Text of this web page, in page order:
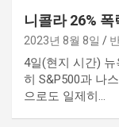
니콜라 26%
2023년 8월 8일
4일(현지 시간)
히 S&P500과 나
으로도 일제히…